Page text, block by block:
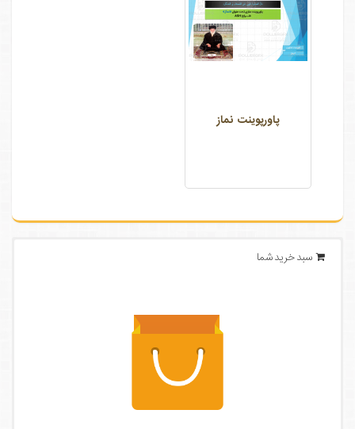
پاورپوینت نماز
سبد خرید شما